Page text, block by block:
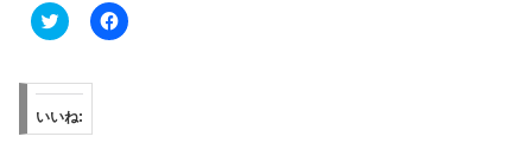
ク
リ
し
て
T
w
i
F
a
いいね: